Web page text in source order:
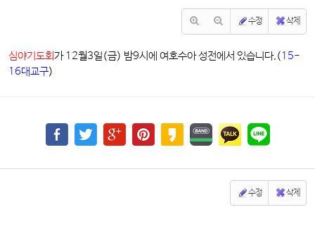
수정 삭제
심야기도회가 12월3일(금) 밤9시에 여호수아 성전에서 있습니다.(15-
16대교구)
수정 삭제